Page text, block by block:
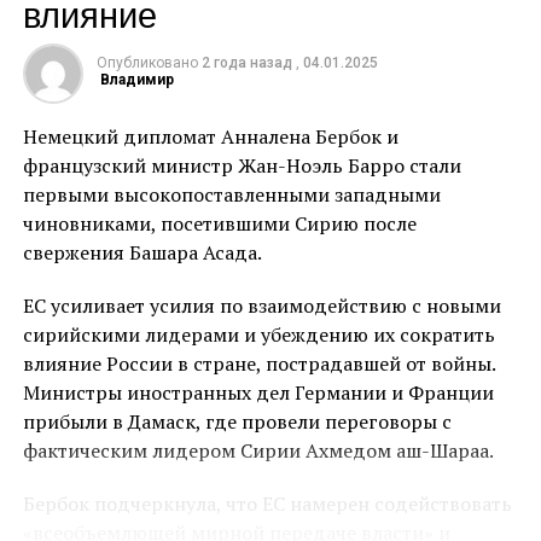
Санкции были введены в период правления Асада и
направлены против его правительства и
государственных учреждений, таких как
Россия и Иран, традиционные поставщики
пшеницы и нефтепродуктов в Сирию, прекратили
поставки после того, как повстанцы одержали
победу и Асад бежал в Москву.
Согласно источникам, осведомленным о ситуации,
США намерены объявить о смягчении ограничений
на предоставление гуманитарной помощи и других
основных услуг, таких как электроэнергия, для
Сирии, сохраняя при этом строгий режим санкций.
Существующий эффект этих мер еще предстоит
влияние
Опубликовано 2 года назад , 04.01.2025
Владимир
Немецкий дипломат Анналена Бербок и
французский министр Жан-Ноэль Барро стали
первыми высокопоставленными западными
чиновниками, посетившими Сирию после
свержения Башара Асада.
ЕС усиливает усилия по взаимодействию с новыми
сирийскими лидерами и убеждению их сократить
влияние России в стране, пострадавшей от войны.
Министры иностранных дел Германии и Франции
прибыли в Дамаск, где провели переговоры с
фактическим лидером Сирии Ахмедом аш-Шараа.
Бербок подчеркнула, что ЕС намерен содействовать